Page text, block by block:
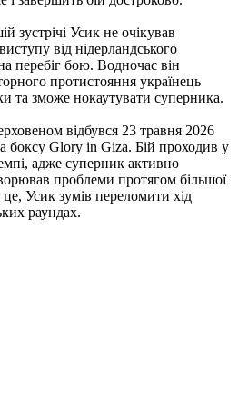
зустрічі Усик не очікував
від нідерландського
перебіг бою. Водночас він
протистояння українець
та зможе нокаутувати суперника.
відбувся 23 травня 2026
боксу Glory in Giza. Бій проходив у
адже суперник активно
проблеми протягом більшої
Усик зумів переломити хід
раундах.